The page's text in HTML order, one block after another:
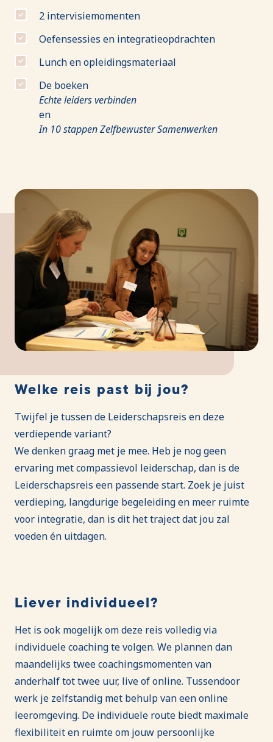
2 intervisiemomenten
Oefensessies en integratieopdrachten
Lunch en opleidingsmateriaal
De boeken
Echte leiders verbinden
en
In 10 stappen Zelfbewuster Samenwerken
Welke reis past bij jou?
Twijfel je tussen de Leiderschapsreis en deze
verdiepende variant?
We denken graag met je mee. Heb je nog geen
ervaring met compassievol leiderschap, dan is de
Leiderschapsreis een passende start. Zoek je juist
verdieping, langdurige begeleiding en meer ruimte
voor integratie, dan is dit het traject dat jou zal
voeden én uitdagen.
Liever individueel?
Het is ook mogelijk om deze reis volledig via
individuele coaching te volgen. We plannen dan
maandelijks twee coachingsmomenten van
anderhalf tot twee uur, live of online. Tussendoor
werk je zelfstandig met behulp van een online
leeromgeving. De individuele route biedt maximale
flexibiliteit en ruimte om jouw persoonlijke